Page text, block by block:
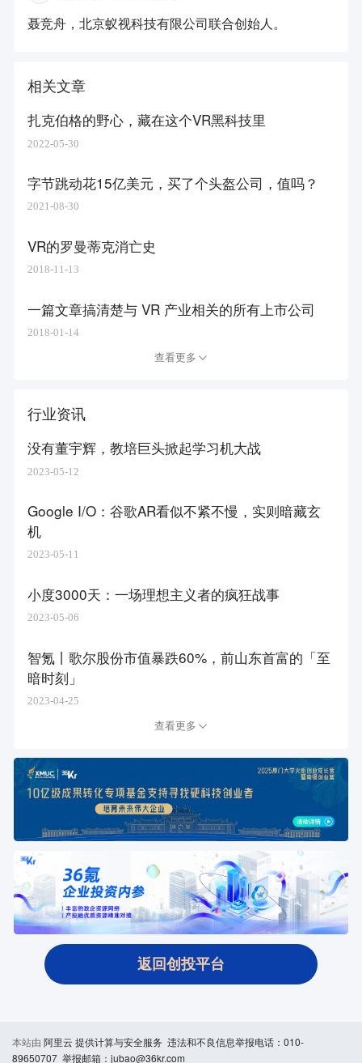
聂竞舟，北京蚁视科技有限公司联合创始人。
相关文章
扎克伯格的野心，藏在这个VR黑科技里
2022-05-30
字节跳动花15亿美元，买了个头盔公司，值吗？
2021-08-30
VR的罗曼蒂克消亡史
2018-11-13
一篇文章搞清楚与 VR 产业相关的所有上市公司
2018-01-14
查看更多
行业资讯
没有董宇辉，教培巨头掀起学习机大战
2023-05-12
Google I/O：谷歌AR看似不紧不慢，实则暗藏玄
机
2023-05-11
小度3000天：一场理想主义者的疯狂战事
2023-05-06
智氪丨歌尔股份市值暴跌60%，前山东首富的「至
暗时刻」
2023-04-25
查看更多
返回创投平台
本站由 阿里云 提供计算与安全服务 违法和不良信息举报电话：010-
89650707 举报邮箱：jubao@36kr.com